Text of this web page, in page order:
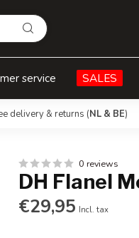
service SALES
delivery & returns (NL & BE)
0 reviews
DH Flanel
€29,95 Incl. tax